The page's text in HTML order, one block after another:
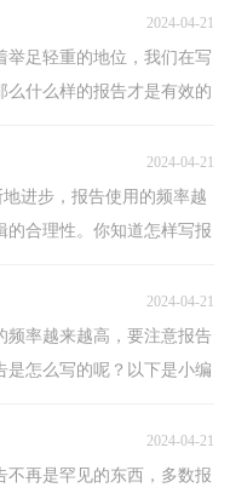
2024-04-21
举足轻重的地位，我们在写
么什么样的报告才是有效的
2024-04-21
进步，报告使用的频率越
的合理性。你知道怎样写报
2024-04-21
频率越来越高，要注意报告
是怎么写的呢？以下是小编
2024-04-21
不再是罕见的东西，多数报